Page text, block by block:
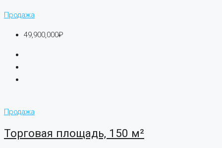
Продажа
49,900,000₽
Продажа
Торговая площадь, 150 м²